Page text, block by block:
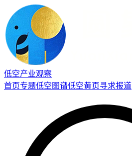
低空产业观察
首页专题低空图谱低空黄页寻求报道